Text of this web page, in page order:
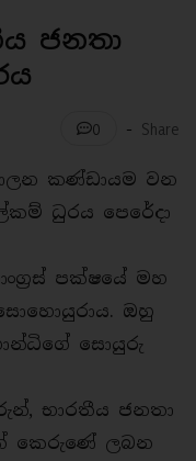
ජනතා
0 - Share
කණ්ඩායම වන
ධුරය පෙරේදා
පක්ෂයේ මහ
ඔහු
සොයුරු
භාරතීය ජනතා
කෙරුණේ ලබන